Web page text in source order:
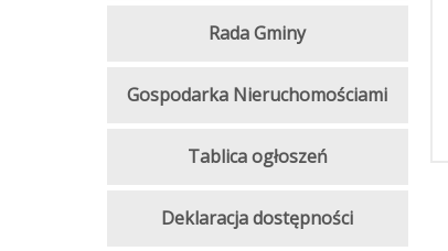
Rada Gminy
Gospodarka Nieruchomościami
Tablica ogłoszeń
Deklaracja dostępności